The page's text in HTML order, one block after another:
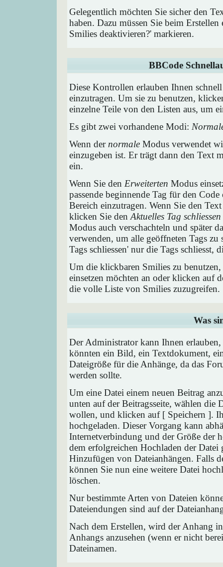
Gelegentlich möchten Sie sicher den
haben. Dazu müssen Sie beim
Smilies deaktivieren?' markieren.
BBCode
Diese Kontrollen erlauben Ihnen
einzutragen. Um sie zu benutzen,
einzelne Teile von den Listen aus, um
Es gibt zwei vorhandene Modi:
Wenn der normale Modus verwendet
einzugeben ist. Er trägt dann den Text
ein.
Wenn Sie den Erweiterten Modus
passende beginnende Tag für den
Bereich einzutragen. Wenn Sie den
klicken Sie den Aktuelles Tag schliessen
Modus auch verschachteln und später
verwenden, um alle geöffneten Tags
Tags schliessen' nur die Tags
Um die klickbaren Smilies zu
einsetzen möchten an oder klicken auf
die volle Liste von Smilies zuzugreifen.
Was
Der Administrator kann Ihnen
könnten ein Bild, ein Textdokument,
Dateigröße für die Anhänge, da das
werden sollte.
Um eine Datei einem neuen Beitrag
unten auf der Beitragsseite, wählen
wollen, und klicken auf [ Speichern ].
hochgeladen. Dieser Vorgang kann
Internetverbindung und der Größe der
dem erfolgreichen Hochladen der
Hinzufügen von Dateianhängen. Falls
können Sie nun eine weitere Datei
löschen.
Nur bestimmte Arten von Dateien
Dateiendungen sind auf der
Nach dem Erstellen, wird der Anhang
Anhangs anzusehen (wenn er nicht
Dateinamen.